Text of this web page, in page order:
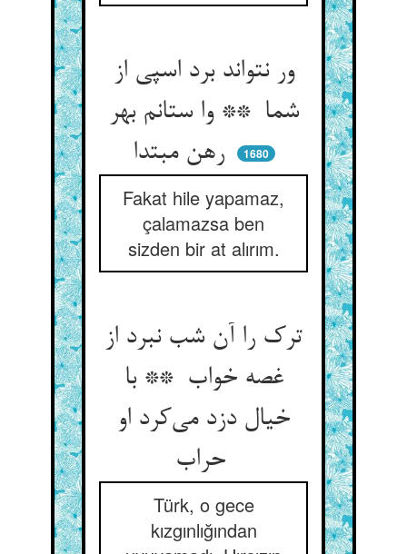
ور نتواند برد اسپی از
شما ** وا ستانم بهر
رهن مبتدا
1680
Fakat hile yapamaz,
çalamazsa ben
sizden bir at alırım.
ترک را آن شب نبرد از
غصه خواب ** با
خیال دزد می‌کرد او
حراب
Türk, o gece
kızgınlığından